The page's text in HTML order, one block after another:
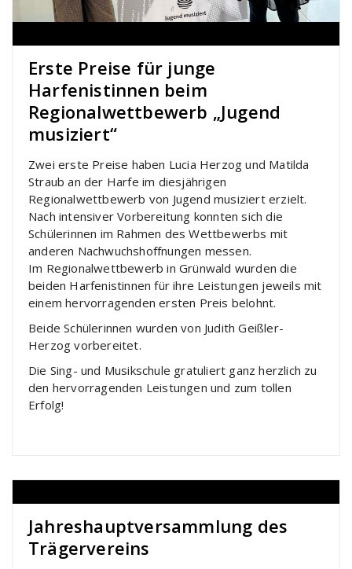
Erste Preise für junge
Harfenistinnen beim
Regionalwettbewerb „Jugend
musiziert“
Zwei erste Preise haben Lucia Herzog und Matilda
Straub an der Harfe im diesjährigen
Regionalwettbewerb von Jugend musiziert erzielt.
Nach intensiver Vorbereitung konnten sich die
Schülerinnen im Rahmen des Wettbewerbs mit
anderen Nachwuchshoffnungen messen.
Im Regionalwettbewerb in Grünwald wurden die
beiden Harfenistinnen für ihre Leistungen jeweils mit
einem hervorragenden ersten Preis belohnt.
Beide Schülerinnen wurden von Judith Geißler-
Herzog vorbereitet.
Die Sing- und Musikschule gratuliert ganz herzlich zu
den hervorragenden Leistungen und zum tollen
Erfolg!
Jahreshauptversammlung des
Trägervereins